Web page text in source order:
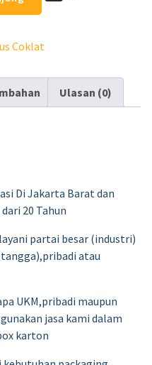
Coklat
Ulasan (0)
Di Jakarta Barat dan
20 Tahun
partai besar (industri)
atau
UKM,pribadi maupun
jasa kami dalam
karton